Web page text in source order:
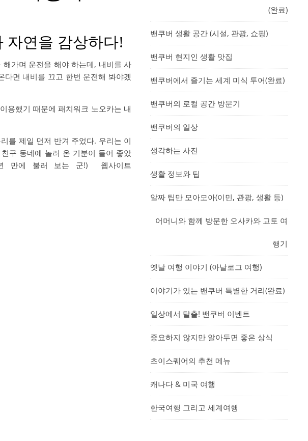
자연을 감상하다!
가며 운전을 해야 하는데, 내비를 사
면 내비를 끄고 한번 운전해 봐야겠
용했기 때문에 패치워크 노오카는 내
를 제일 먼저 반겨 주었다. 우리는 이
구 동네에 놀러 온 기분이 들어 좋았
만에 불러 보는 군!) 웹사이트
(완료)
밴쿠버 생활 공간 (시설, 관광, 쇼핑)
밴쿠버 현지인 생활 맛집
밴쿠버에서 즐기는 세계 미식 투어(완료)
밴쿠버의 로컬 공간 방문기
밴쿠버의 일상
생각하는 사진
생활 정보와 팁
알짜 팁만 모아모아(이민, 관광, 생활 등)
어머니와 함께 방문한 오사카와 교토 여
행기
옛날 여행 이야기 (아날로그 여행)
이야기가 있는 밴쿠버 특별한 거리(완료)
일상에서 탈출! 밴쿠버 이벤트
중요하지 않지만 알아두면 좋은 상식
초이스퀘어의 추천 메뉴
캐나다 & 미국 여행
한국여행 그리고 세계여행